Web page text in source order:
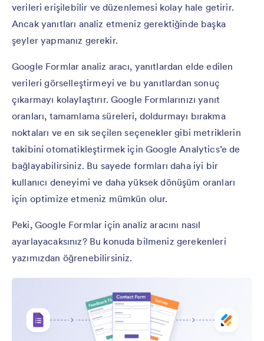
verileri erişilebilir ve düzenlemesi kolay hale getirir.
Ancak yanıtları analiz etmeniz gerektiğinde başka
şeyler yapmanız gerekir.
Google Formlar analiz aracı, yanıtlardan elde edilen
verileri görselleştirmeyi ve bu yanıtlardan sonuç
çıkarmayı kolaylaştırır. Google Formlarınızı yanıt
oranları, tamamlama süreleri, doldurmayı bırakma
noktaları ve en sık seçilen seçenekler gibi metriklerin
takibini otomatikleştirmek için Google Analytics’e de
bağlayabilirsiniz. Bu sayede formları daha iyi bir
kullanıcı deneyimi ve daha yüksek dönüşüm oranları
için optimize etmeniz mümkün olur.
Peki, Google Formlar için analiz aracını nasıl
ayarlayacaksınız? Bu konuda bilmeniz gerekenleri
yazımızdan öğrenebilirsiniz.